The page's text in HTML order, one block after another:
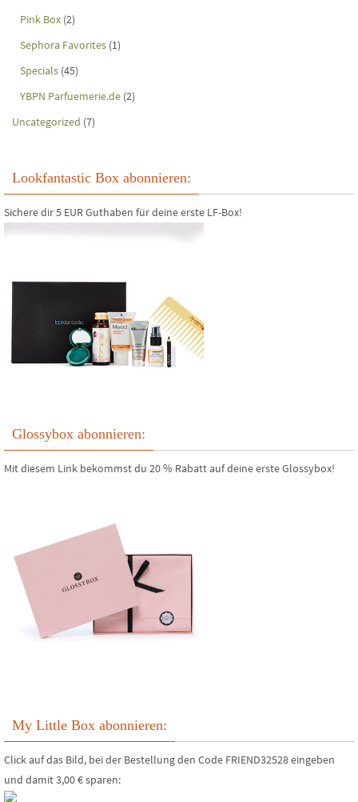
Pink Box (2)
Sephora Favorites (1)
Specials (45)
YBPN Parfuemerie.de (2)
Uncategorized (7)
Lookfantastic Box abonnieren:
Sichere dir 5 EUR Guthaben für deine erste LF-Box!
Glossybox abonnieren:
Mit diesem Link bekommst du 20 % Rabatt auf deine erste Glossybox!
My Little Box abonnieren:
Click auf das Bild, bei der Bestellung den Code FRIEND32528 eingeben
und damit 3,00 € sparen: